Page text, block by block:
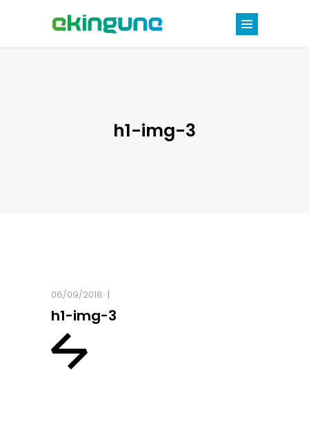
h1-img-3
06/09/2018
h1-img-3